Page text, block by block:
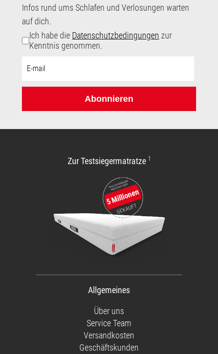
Infos rund ums Schlafen und Verlosungen warten
auf dich.
Ich habe die Datenschutzbedingungen zur
Kenntnis genommen.
Mail-
Abonnieren
Zur Testsiegermatratze 1
Allgemeines
Über uns
Service Team
Versandkosten
Geschäftskunden